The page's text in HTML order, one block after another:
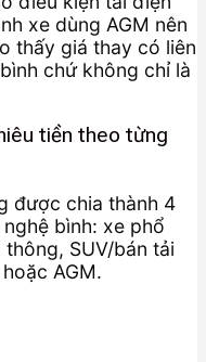
xe dùng AGM nên
thấy giá thay có liên
chứ không chỉ là
tiền theo từng
được chia thành 4
bình: xe phổ
SUV/bán tải
AGM.